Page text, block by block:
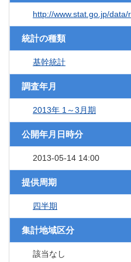
http://www.stat.go.jp/
統計の種類
基幹統計
調査年月
2013年 1～3月期
公開年月日時分
2013-05-14 14:00
提供周期
四半期
集計地域区分
該当なし